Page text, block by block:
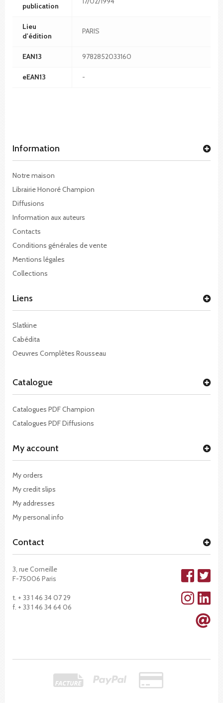
publication
Lieu
d'édition
PARIS
EAN13 9782852033160
eEAN13 -
Information
Notre maison
Librairie Honoré Champion
Diffusions
Information aux auteurs
Contacts
Conditions générales de vente
Mentions légales
Collections
Liens
Slatkine
Cabédita
Oeuvres Complètes Rousseau
Catalogue
Catalogues PDF Champion
Catalogues PDF Diffusions
My account
My orders
My credit slips
My addresses
My personal info
Contact
3, rue Corneille
F-75006 Paris
t. + 33 1 46 34 07 29
f. + 33 1 46 34 64 06